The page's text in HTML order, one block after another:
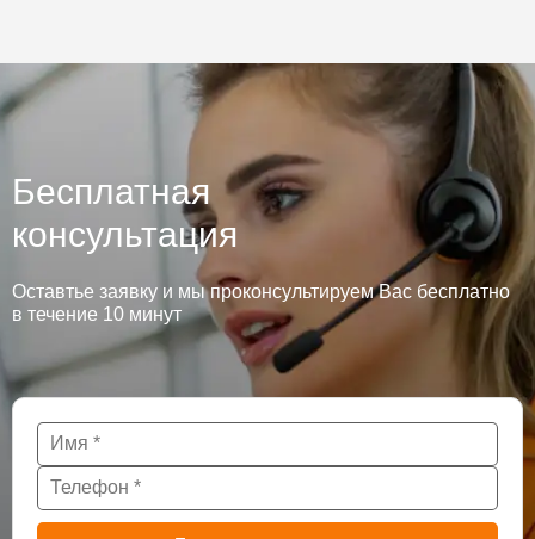
Бесплатная
консультация
Оставтье заявку и мы проконсультируем Вас бесплатно
в течение 10 минут